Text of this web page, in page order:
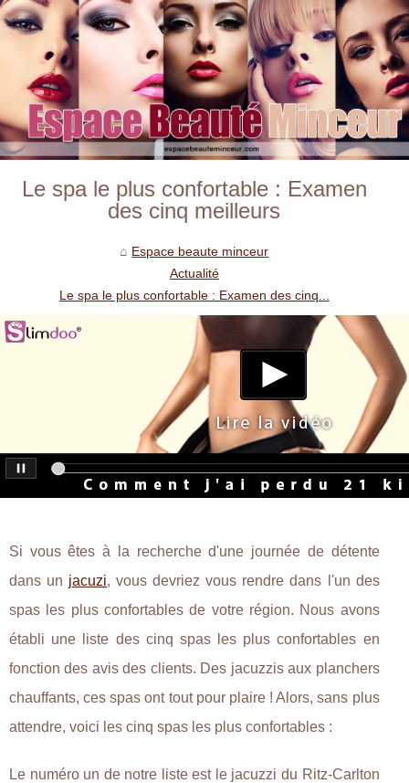
Le spa le plus confortable : Examen
des cinq meilleurs
Espace beaute minceur
Actualité
Le spa le plus confortable : Examen des cinq...
Si vous êtes à la recherche d'une journée de détente
dans un jacuzi, vous devriez vous rendre dans l'un des
spas les plus confortables de votre région. Nous avons
établi une liste des cinq spas les plus confortables en
fonction des avis des clients. Des jacuzzis aux planchers
chauffants, ces spas ont tout pour plaire ! Alors, sans plus
attendre, voici les cinq spas les plus confortables :
Le numéro un de notre liste est le jacuzzi du Ritz-Carlton